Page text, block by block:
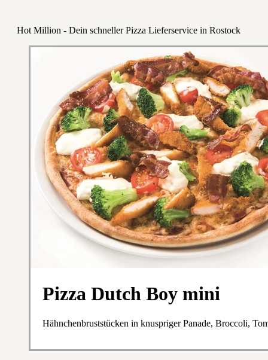
Hot Million - Dein schneller Pizza Lieferservice in Rostock
Pizza Dutch Boy mini
Hähnchenbruststücken in knuspriger Panade, Broccoli,